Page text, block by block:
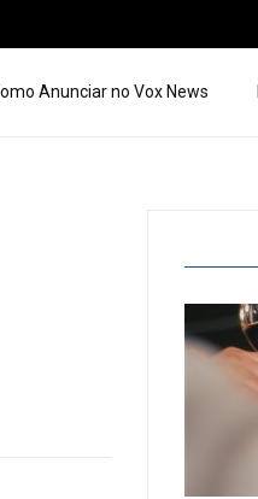
Anunciar no Vox News